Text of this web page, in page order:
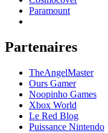
Paramount
Partenaires
TheAngelMaster
Ours Gamer
Noopinho Games
Xbox World
Le Red Blog
Puissance Nintendo